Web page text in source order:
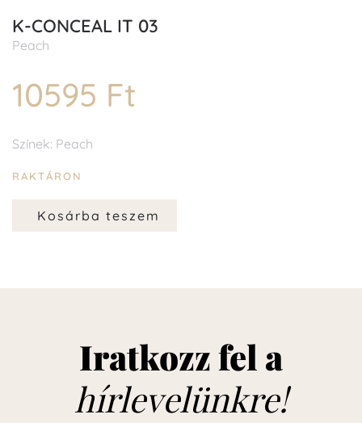
K-CONCEAL IT 03
Peach
10595 Ft
Színek: Peach
RAKTÁRON
Kosárba teszem
Iratkozz fel a
hírlevelünkre!